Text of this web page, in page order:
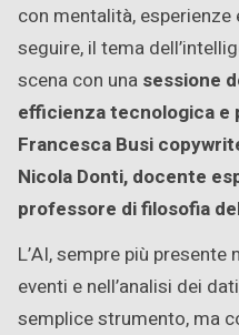
con mentalità,
seguire, il tema
scena con una sessione
efficienza tecnologica e
Francesca Busi
Nicola Donti, docente
professore di filosofia
L’AI, sempre più
eventi e nell’analisi dei
semplice strumento, ma